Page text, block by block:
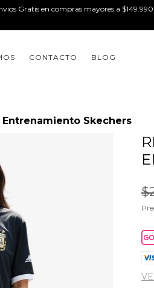
Gratis en compras mayores a $149.990
CONTACTO BLOG
Skechers